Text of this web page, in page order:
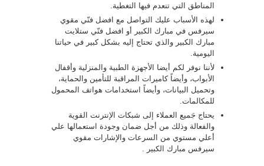
المناطق التي تنعدم فيها التغطية.
لهذه الأسباب عليك التواصل مع افضل فنّي مقوي
سيرفس في مبارك الكبير أو افضل فنّي ستلايت
مبارك الكبير والذي تحتاج إليه بشكل كبير في حياتنا
اليومية.
لأننا نوفر لكم أيضا الأجهزة الطبية والمنزلية وأقفال
الأبواب، وأيضاً كاميرات المراقبة للتأمين والحماية،
وتحميل البيانات، وأيضاً استخدامات هواتف المحمول
للمكالمات.
يحتاج جَميع العملاء إلى شبكات الإنترنت القوية
والفعالة وذلك من أجل ضمان وجودة استعمالها علي
أعلي مستوي من السرعات والإشارات مقوي
سيرفس مبارك الكبير .